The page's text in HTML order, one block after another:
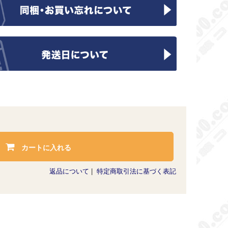
カートに入れる
返品について 特定商取引法に基づく表記